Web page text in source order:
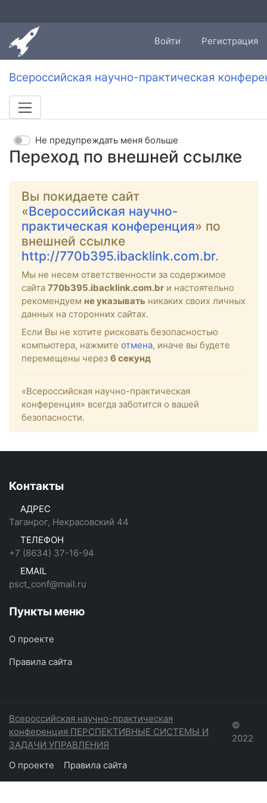
Войти Регистрация
Всероссийская научно-практическая
Переход по внешней ссылке
Не предупреждать меня больше
Вы покидаете сайт
«Всероссийская научно-
практическая конференция» по
внешней ссылке
http://770b395.ibacklink.com.br.
Мы не несем ответственности за содержимое
сайта 770b395.ibacklink.com.br и настоятельно
рекомендуем не указывать никаких своих личных
данных на сторонних сайтах.
Если Вы не хотите рисковать безопасностью
компьютера, нажмите отмена, иначе вы будете
перемещены через 6 секунд
«Всероссийская научно-практическая
конференция» всегда заботится о вашей
безопасности.
Контакты
АДРЕС
Таганрог, Некрасовский 44
ТЕЛЕФОН
+7 (8634) 37-16-94
EMAIL
psct_conf@mail.ru
Пункты меню
О проекте
Правила сайта
Всероссийская научно-практическая
конференция ПЕРСПЕКТИВНЫЕ СИСТЕМЫ И
ЗАДАЧИ УПРАВЛЕНИЯ
©
2022
О проекте Правила сайта